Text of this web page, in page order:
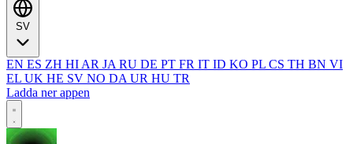
EN ES ZH HI AR JA RU DE PT FR IT ID KO PL CS TH BN VI
EL UK HE SV NO DA UR HU TR
Ladda ner appen